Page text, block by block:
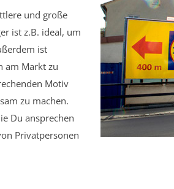
und große
ist z.B. ideal, um
ist
am Markt zu
Motiv
zu machen.
Du ansprechen
Privatpersonen